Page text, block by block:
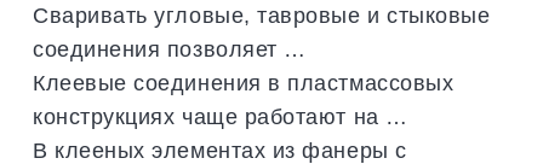
Сваривать угловые, тавровые и стыковые
соединения позволяет …
Клеевые соединения в пластмассовых
конструкциях чаще работают на …
В клееных элементах из фанеры с